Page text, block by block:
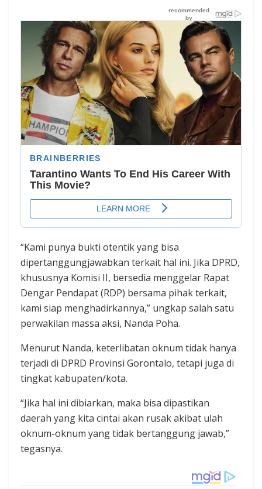
“Kami punya bukti otentik yang bisa
dipertanggungjawabkan terkait hal ini. Jika DPRD,
khususnya Komisi II, bersedia menggelar Rapat
Dengar Pendapat (RDP) bersama pihak terkait,
kami siap menghadirkannya,” ungkap salah satu
perwakilan massa aksi, Nanda Poha.
Menurut Nanda, keterlibatan oknum tidak hanya
terjadi di DPRD Provinsi Gorontalo, tetapi juga di
tingkat kabupaten/kota.
“Jika hal ini dibiarkan, maka bisa dipastikan
daerah yang kita cintai akan rusak akibat ulah
oknum-oknum yang tidak bertanggung jawab,”
tegasnya.